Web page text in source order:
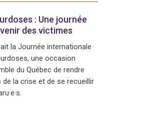
: Une journée
des victimes
la Journée internationale
une occasion
du Québec de rendre
la crise et de se recueillir